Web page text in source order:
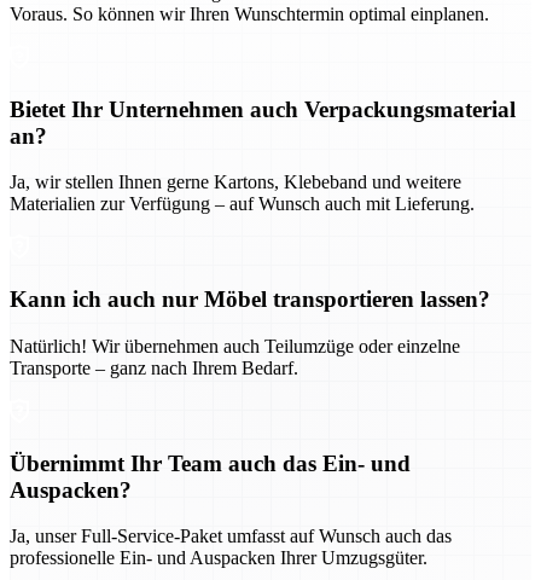
Voraus. So können wir Ihren Wunschtermin optimal einplanen.
Bietet Ihr Unternehmen auch Verpackungsmaterial
an?
Ja, wir stellen Ihnen gerne Kartons, Klebeband und weitere
Materialien zur Verfügung – auf Wunsch auch mit Lieferung.
Kann ich auch nur Möbel transportieren lassen?
Natürlich! Wir übernehmen auch Teilumzüge oder einzelne
Transporte – ganz nach Ihrem Bedarf.
Übernimmt Ihr Team auch das Ein- und
Auspacken?
Ja, unser Full-Service-Paket umfasst auf Wunsch auch das
professionelle Ein- und Auspacken Ihrer Umzugsgüter.